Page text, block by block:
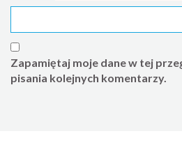
Zapamiętaj moje dane w tej
pisania kolejnych komentarzy.